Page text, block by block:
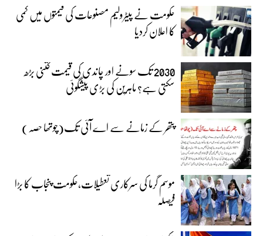
حکومت نے پیٹرولیم مصنوعات کی قیمتوں میں کمی
کا اعلان کردیا
2030 تک سونے اور چاندی کی قیمت کتنی بڑھ
سکتی ہے؟ ماہرین کی بڑی پیشگوئی
پتھر کے زمانے سے اے آئی تک(چوتھا حصہ)
موسم گرما کی سرکاری تعطیلات،حکومت پنجاب کا بڑا
فیصلہ